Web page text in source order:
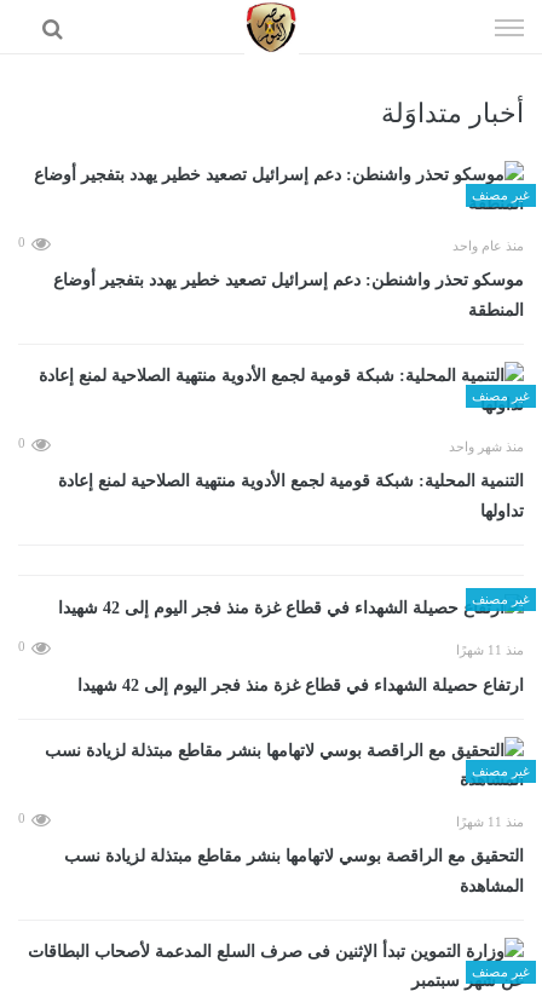
الى
أخبار متداوَلة
غير مصنف
منذ عام واحد 0
موسكو تحذر واشنطن: دعم إسرائيل تصعيد خطير يهدد بتفجير أوضاع
المنطقة
غير مصنف
منذ شهر واحد 0
التنمية المحلية: شبكة قومية لجمع الأدوية منتهية الصلاحية لمنع إعادة
تداولها
غير مصنف
منذ 11 شهرًا 0
ارتفاع حصيلة الشهداء في قطاع غزة منذ فجر اليوم إلى 42 شهيدا
غير مصنف
منذ 11 شهرًا 0
التحقيق مع الراقصة بوسي لاتهامها بنشر مقاطع مبتذلة لزيادة نسب
المشاهدة
غير مصنف